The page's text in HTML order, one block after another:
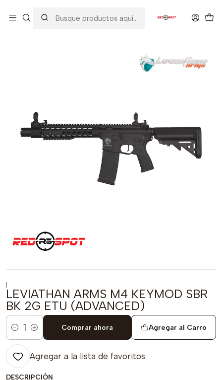
LEVIATHAN ARMS M4 KEYMOD SBR BK 2G ETU (ADVANCED)
|
LEVIATHAN ARMS M4 KEYMOD SBR
BK 2G ETU (ADVANCED)
Cantidad
Agregar al Carro
Comprar ahora
Agregar a la lista de favoritos
DESCRIPCIÓN